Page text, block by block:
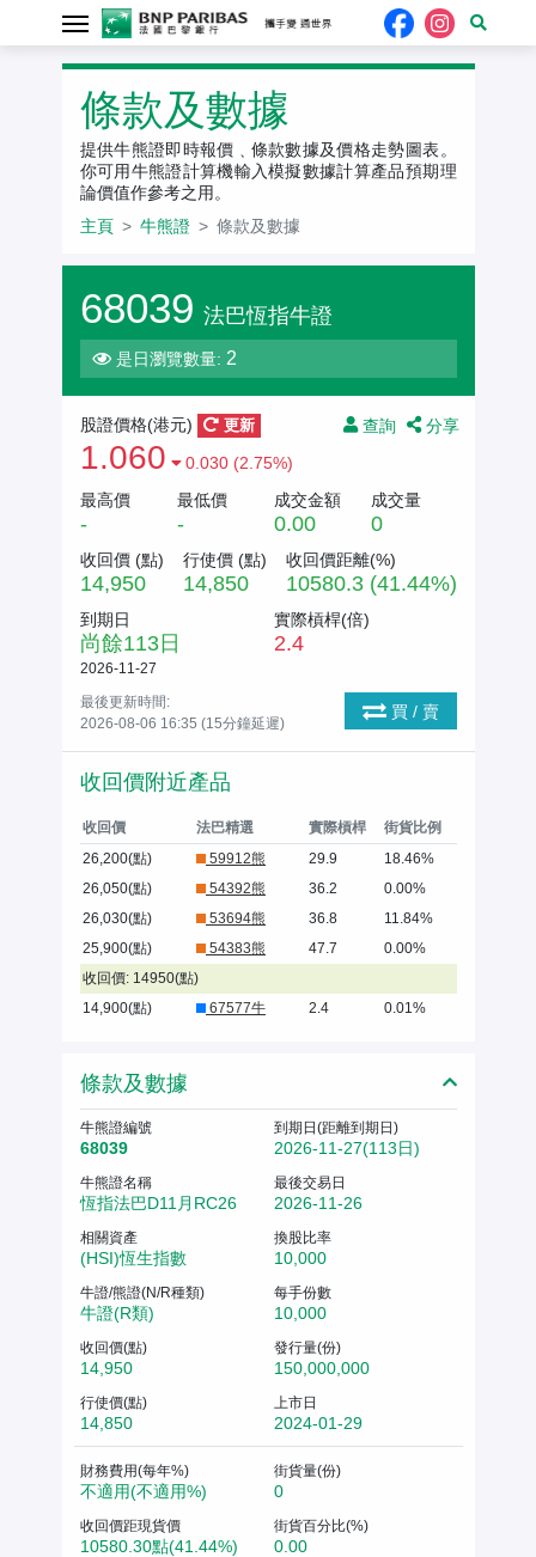
牛熊證
條款及數據
提供牛熊證即時報價﹑條款數據及價格走勢圖表。
你可用牛熊證計算機輸入模擬數據計算產品預期理
論價值作參考之用。
主頁
牛熊證 條款及數據
68039 法巴恆指牛證
是日瀏覽數量: 2
查詢 分享
股證價格(港元) 更新
1.060
0.030 (2.75%)
最高價
-
最低價
-
成交金額
0.00
成交量
0
收回價 (點)
14,950
行使價 (點)
14,850
收回價距離(%)
10580.3 (41.44%)
到期日
尚餘113日
2026-11-27
實際槓桿(倍)
2.4
最後更新時間:
2026-08-06 16:35 (15分鐘延遲)
買 / 賣
收回價附近產品
收回價 法巴精選 實際槓桿
街貨比例
26,200(點)
59912熊 29.9
18.46%
26,050(點)
54392熊 36.2
0.00%
26,030(點)
53694熊 36.8
11.84%
25,900(點)
54383熊 47.7
0.00%
收回價: 14950(點)
14,900(點)
67577牛 2.4 0.01%
條款及數據
牛熊證編號
68039
到期日(距離到期日)
2026-11-27(113日)
牛熊證名稱
恆指法巴D11月RC26
最後交易日
2026-11-26
相關資產
(HSI)恆生指數
換股比率
10,000
牛證/熊證(N/R種類)
牛證(R類)
每手份數
10,000
收回價(點)
14,950
發行量(份)
150,000,000
行使價(點)
14,850
上市日
2024-01-29
財務費用(每年%)
不適用(不適用%)
街貨量(份)
0
收回價距現貨價
10580.30點(41.44%)
街貨百分比(%)
0.00